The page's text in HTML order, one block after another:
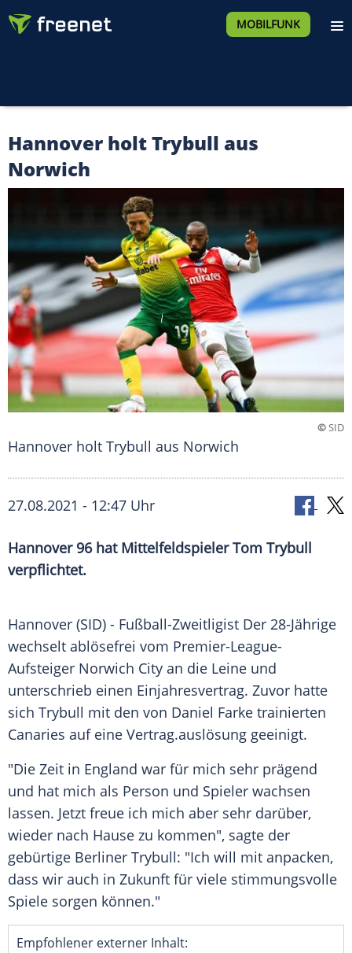
MOBILFUNK
Hannover holt Trybull aus
Norwich
©SID
Hannover holt Trybull aus Norwich
27.08.2021 - 12:47 Uhr
Hannover 96hat MittelfeldspielerTom Trybull
verpflichtet.
Hannover (SID) - Fußball-Zweitligist Der 28-Jährige
wechselt ablösefrei vom Premier-League-
Aufsteiger Norwich City an die Leine und
unterschrieb einen Einjahresvertrag. Zuvor hatte
sich Trybull mit den von Daniel Farke trainierten
Canaries auf eine Vertrag.auslösung geeinigt.
"Die Zeit in England war für mich sehr prägend
und hat mich als Person und Spieler wachsen
lassen. Jetzt freue ich mich aber sehr darüber,
wieder nach Hause zu kommen", sagte der
gebürtige Berliner Trybull: "Ich will mit anpacken,
dass wir auch in Zukunft für viele stimmungsvolle
Spiele sorgen können."
Empfohlener externer Inhalt: